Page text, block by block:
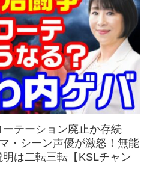
ーテーション廃止か存続
・シーン声優が激怒！無能
は二転三転【KSLチャン